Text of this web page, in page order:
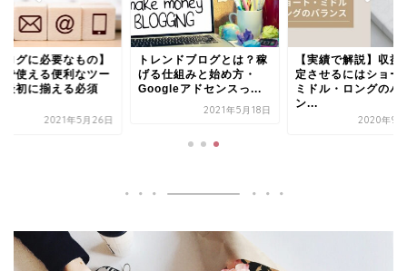
ログに必要なもの】
で使える便利なツー
最初に揃える必須
2021年5月26日
トレンドブログとは？稼
げる仕組みと始め方・
Googleアドセンスっ...
2021年5月18日
【実績で解説】収益
定させるにはショー
ミドル・ロングのバ
ン...
2020年9